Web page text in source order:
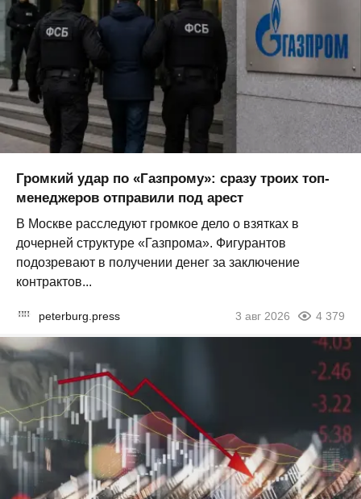
Громкий удар по «Газпрому»: сразу троих топ-
менеджеров отправили под арест
В Москве расследуют громкое дело о взятках в
дочерней структуре «Газпрома». Фигурантов
подозревают в получении денег за заключение
контрактов...
peterburg.press 3 авг 2026 4 379